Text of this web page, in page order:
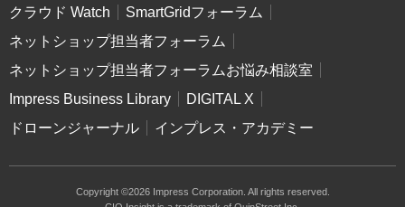
クラウド Watch
SmartGridフォーラム
ネットショップ担当者フォーラム
ネットショップ担当者フォーラムお悩み相談室
Impress Business Library
DIGITAL X
ドローンジャーナル
インプレス・アカデミー
Copyright ©2026 Impress Corporation. All rights reserved.